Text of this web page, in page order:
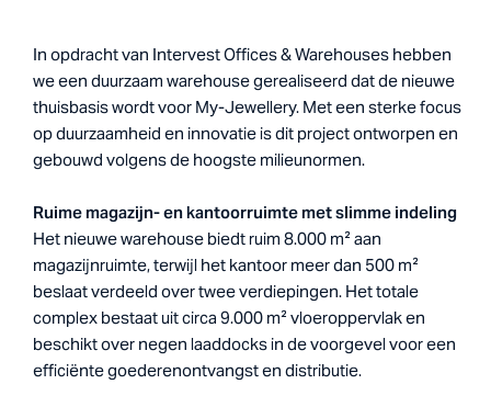
In opdracht van Intervest Offices & Warehouses hebben
we een duurzaam warehouse gerealiseerd dat de nieuwe
thuisbasis wordt voor My-Jewellery. Met een sterke focus
op duurzaamheid en innovatie is dit project ontworpen en
gebouwd volgens de hoogste milieunormen.
Ruime magazijn- en kantoorruimte met slimme indeling
Het nieuwe warehouse biedt ruim 8.000 m² aan
magazijnruimte, terwijl het kantoor meer dan 500 m²
beslaat verdeeld over twee verdiepingen. Het totale
complex bestaat uit circa 9.000 m² vloeroppervlak en
beschikt over negen laaddocks in de voorgevel voor een
efficiënte goederenontvangst en distributie.